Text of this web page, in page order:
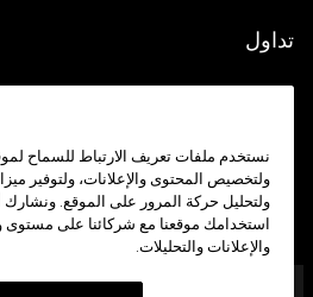
تداول
نستخدم ملفات تعريف الارتباط للسماح
ولتخصيص المحتوى والإعلانات، ولتوفير
ولتحليل حركة المرور على الموقع.
استخدامك موقعنا مع شركائنا على مستوى
والإعلانات والتحليلات.